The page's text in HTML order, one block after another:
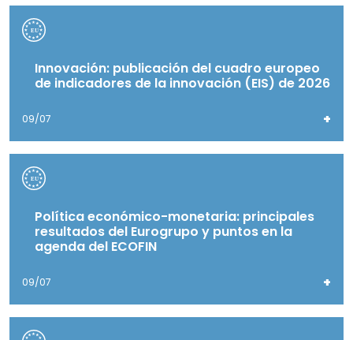
Innovación: publicación del cuadro europeo
de indicadores de la innovación (EIS) de 2026
09/07 +
Política económico-monetaria: principales
resultados del Eurogrupo y puntos en la
agenda del ECOFIN
09/07 +